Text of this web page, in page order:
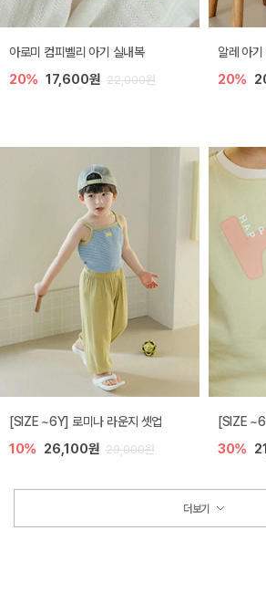
아로미 컴피벨리 아기 실내복
20% 17,600원 22,000원
알레 아
20%
[SIZE ~6Y] 로미나 라운지 셋업
10% 26,100원 29,000원
[SIZE
30%
더보기